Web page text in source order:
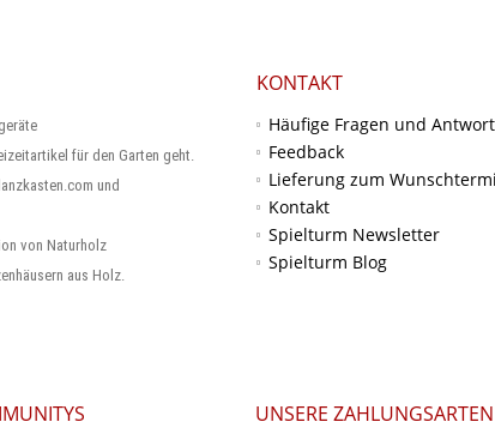
für den Garten geht.
und
von Naturholz
aus Holz.
KONTAKT
Häufige Fragen und
Feedback
Lieferung zum
Kontakt
Spielturm Newsletter
Spielturm Blog
UNSERE ZAHLUNGSARTEN